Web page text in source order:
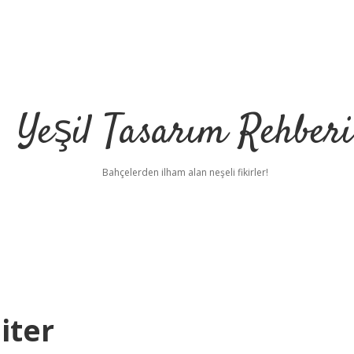
Yeşil Tasarım Rehberi
Bahçelerden ilham alan neşeli fikirler!